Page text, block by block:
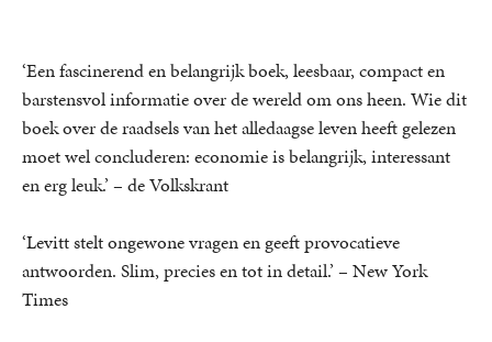
‘Een fascinerend en belangrijk boek, leesbaar, compact en
barstensvol informatie over de wereld om ons heen. Wie dit
boek over de raadsels van het alledaagse leven heeft gelezen
moet wel concluderen: economie is belangrijk, interessant
en erg leuk.’ – de Volkskrant
‘Levitt stelt ongewone vragen en geeft provocatieve
antwoorden. Slim, precies en tot in detail.’ – New York
Times